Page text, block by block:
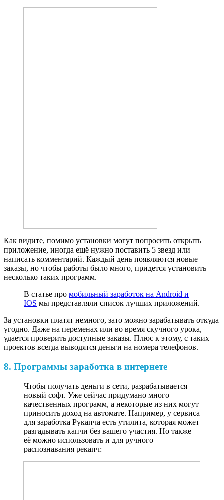
Как видите, помимо установки могут попросить открыть
приложение, иногда ещё нужно поставить 5 звезд или
написать комментарий. Каждый день появляются новые
заказы, но чтобы работы было много, придется установить
несколько таких программ.
В статье про мобильный заработок на Android и
IOS мы представляли список лучших приложений.
За установки платят немного, зато можно зарабатывать откуда
угодно. Даже на переменах или во время скучного урока,
удается проверить доступные заказы. Плюс к этому, с таких
проектов всегда выводятся деньги на номера телефонов.
8. Программы заработка в интернете
Чтобы получать деньги в сети, разрабатывается
новый софт. Уже сейчас придумано много
качественных программ, а некоторые из них могут
приносить доход на автомате. Например, у сервиса
для заработка Рукапча есть утилита, которая может
разгадывать капчи без вашего участия. Но также
её можно использовать и для ручного
распознавания рекапч: